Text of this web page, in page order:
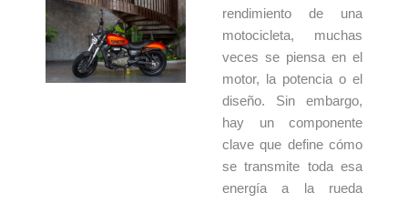
rendimiento de una
motocicleta, muchas
veces se piensa en el
motor, la potencia o el
diseño. Sin embargo,
hay un componente
clave que define cómo
se transmite toda esa
energía a la rueda